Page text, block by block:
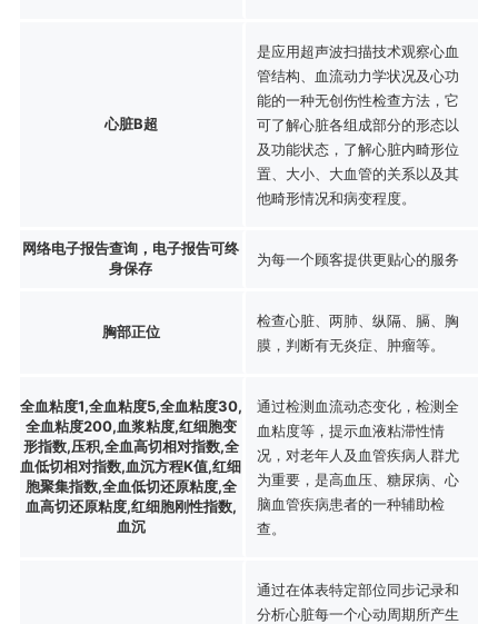
心脏B超
是应用超声波扫描技术观察心血
管结构、血流动力学状况及心功
能的一种无创伤性检查方法，它
可了解心脏各组成部分的形态以
及功能状态，了解心脏内畸形位
置、大小、大血管的关系以及其
他畸形情况和病变程度。
网络电子报告查询，电子报告可终
身保存
为每一个顾客提供更贴心的服务
胸部正位
检查心脏、两肺、纵隔、膈、胸
膜，判断有无炎症、肿瘤等。
全血粘度1,全血粘度5,全血粘度30,
全血粘度200,血浆粘度,红细胞变
形指数,压积,全血高切相对指数,全
血低切相对指数,血沉方程K值,红细
胞聚集指数,全血低切还原粘度,全
血高切还原粘度,红细胞刚性指数,
血沉
通过检测血流动态变化，检测全
血粘度等，提示血液粘滞性情
况，对老年人及血管疾病人群尤
为重要，是高血压、糖尿病、心
脑血管疾病患者的一种辅助检
查。
通过在体表特定部位同步记录和
分析心脏每一个心动周期所产生